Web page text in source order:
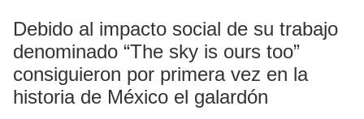
Debido al impacto social de su trabajo
denominado “The sky is ours too”
consiguieron por primera vez en la
historia de México el galardón